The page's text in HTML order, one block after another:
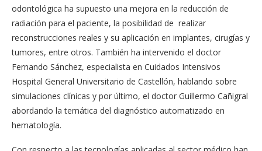
odontológica ha supuesto una mejora en la reducción de
radiación para el paciente, la posibilidad de realizar
reconstrucciones reales y su aplicación en implantes, cirugías y
tumores, entre otros. También ha intervenido el doctor
Fernando Sánchez, especialista en Cuidados Intensivos
Hospital General Universitario de Castellón, hablando sobre
simulaciones clínicas y por último, el doctor Guillermo Cañigral
abordando la temática del diagnóstico automatizado en
hematología.